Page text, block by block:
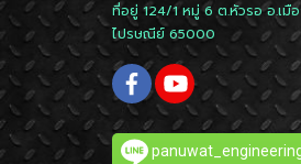
ที่อยู่ 124/1 หมู่ 6 ต.หัวรอ อ.เ
ไปรษณีย์ 65000